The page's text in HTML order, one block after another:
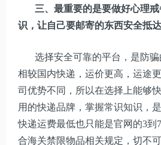
三、最重要的是要做好心理
识，让自己要邮寄的东西安全抵达
选择安全可靠的平台，是防
相较国内快递，运价更高，运途
司优势不同，所以在选择上能够
用的快递品牌，掌握常识知识，
快递运费最低也只能是官网的3到
合海关禁限物品相关规定，切不